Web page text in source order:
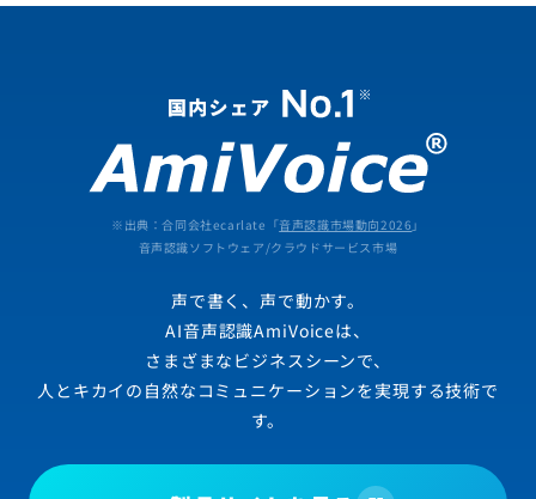
※出典：合同会社ecarlate「音声認識市場動向2026 」
音声認識ソフトウェア/クラウドサービス市場
声で書く、声で動かす。
AI音声認識AmiVoiceは、
さまざまなビジネスシーンで、
人とキカイの自然なコミュニケーションを実現する技術で
す。